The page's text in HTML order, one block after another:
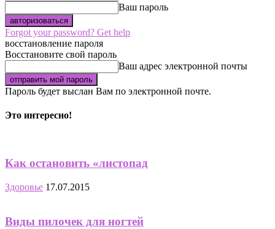
Ваш пароль
Forgot your password? Get help
восстановление пароля
Восстановите свой пароль
Ваш адрес электронной почты
Пароль будет выслан Вам по электронной почте.
Это интересно!
Как остановить «листопад
Здоровье 17.07.2015
Виды пилочек для ногтей